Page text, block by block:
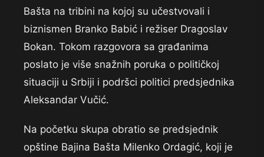
Bašta na tribini na kojoj su učestvovali i
biznismen Branko Babić i režiser Dragoslav
Bokan. Tokom razgovora sa građanima
poslato je više snažnih poruka o političkoj
situaciji u Srbiji i podršci politici predsjednika
Aleksandar Vučić.
Na početku skupa obratio se predsjednik
opštine Bajina Bašta Milenko Ordagić, koji je